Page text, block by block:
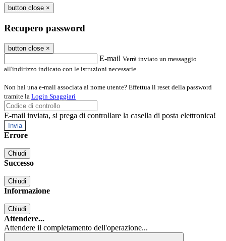
button close ×
Recupero password
button close ×
E-mail Verrà inviato un messaggio
all'indirizzo indicato con le istruzioni necessarie.
Non hai una e-mail associata al nome utente? Effettua il reset della password
tramite la Login Spaggiari
E-mail inviata, si prega di controllare la casella di posta elettronica!
Errore
Chiudi
Successo
Chiudi
Informazione
Chiudi
Attendere...
Attendere il completamento dell'operazione...